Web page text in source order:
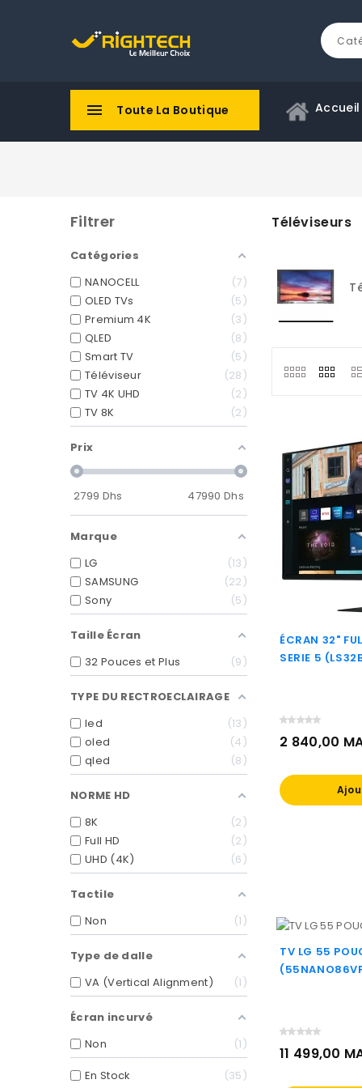
 Toute La Boutique Accueil
Filtrer
Catégories
NANOCELL
7
OLED TVs
5
Premium 4K
3
QLED
8
Smart TV
5
Téléviseur
28
TV 4K UHD
2
TV 8K
2
Prix
2799 Dhs 47990 Dhs
Marque
LG
13
SAMSUNG
22
Sony
5
Taille Écran
32 Pouces et Plus
9
TYPE DU RECTROECLAIRAGE
led
13
oled
4
qled
8
NORME HD
8K
2
Full HD
2
UHD (4K)
6
Tactile
Non
1
Type de dalle
VA (Vertical Alignment)
1
Écran incurvé
Non
1
En Stock 35
Téléviseurs
ÉCRAN 32"
SERIE 5
2 840,00
TV LG 55
11 499,00